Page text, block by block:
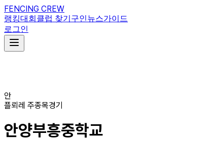
FENCING CREW
랭킹대회 클럽 찾기 구인뉴스가이드
로그인
안
플뢰레 주종목경기
안양부흥중학교